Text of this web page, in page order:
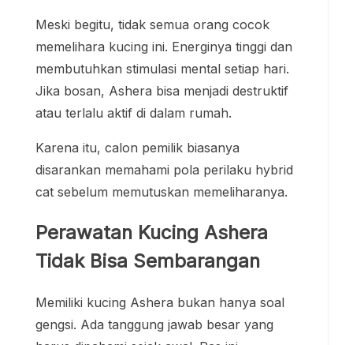
Meski begitu, tidak semua orang cocok
memelihara kucing ini. Energinya tinggi dan
membutuhkan stimulasi mental setiap hari.
Jika bosan, Ashera bisa menjadi destruktif
atau terlalu aktif di dalam rumah.
Karena itu, calon pemilik biasanya
disarankan memahami pola perilaku hybrid
cat sebelum memutuskan memeliharanya.
Perawatan Kucing Ashera
Tidak Bisa Sembarangan
Memiliki kucing Ashera bukan hanya soal
gengsi. Ada tanggung jawab besar yang